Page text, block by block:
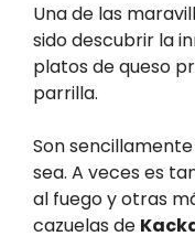
Una de las
sido descubrir la
platos de queso
parrilla.
Son
sea. A veces es
al fuego y otras
cazuelas de